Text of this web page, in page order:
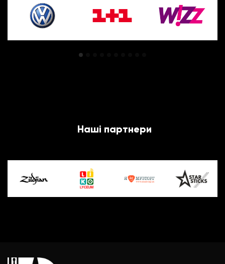
Наші партнери